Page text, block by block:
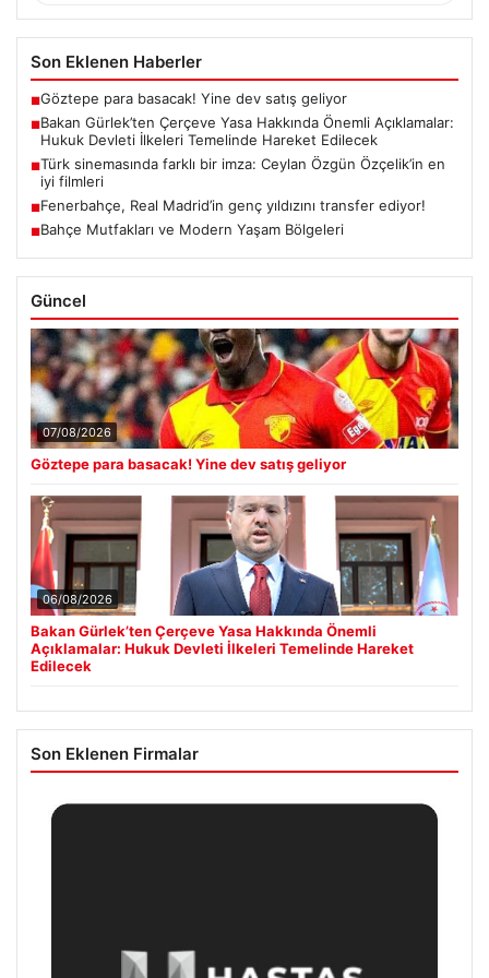
Son Eklenen Haberler
■Göztepe para basacak! Yine dev satış geliyor
■Bakan Gürlek’ten Çerçeve Yasa Hakkında Önemli Açıklamalar:
Hukuk Devleti İlkeleri Temelinde Hareket Edilecek
■Türk sinemasında farklı bir imza: Ceylan Özgün Özçelik’in en
iyi filmleri
■Fenerbahçe, Real Madrid’in genç yıldızını transfer ediyor!
■Bahçe Mutfakları ve Modern Yaşam Bölgeleri
Güncel
07/08/2026
Göztepe para basacak! Yine dev satış geliyor
06/08/2026
Bakan Gürlek’ten Çerçeve Yasa Hakkında Önemli
Açıklamalar: Hukuk Devleti İlkeleri Temelinde Hareket
Edilecek
Son Eklenen Firmalar